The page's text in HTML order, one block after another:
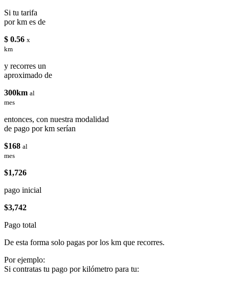
Si tu tarifa
por km es de
$ 0.56 x
km
y recorres un
aproximado de
300km al
mes
entonces, con nuestra modalidad
de pago por km serían
$168 al
mes
$1,726
pago inicial
$3,742
Pago total
De esta forma solo pagas por los km que recorres.
Por ejemplo:
Si contratas tu pago por kilómetro para tu: